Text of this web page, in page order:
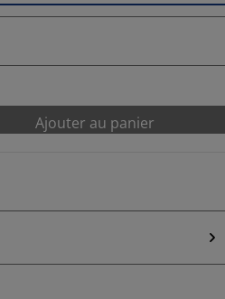
Ajouter au panier